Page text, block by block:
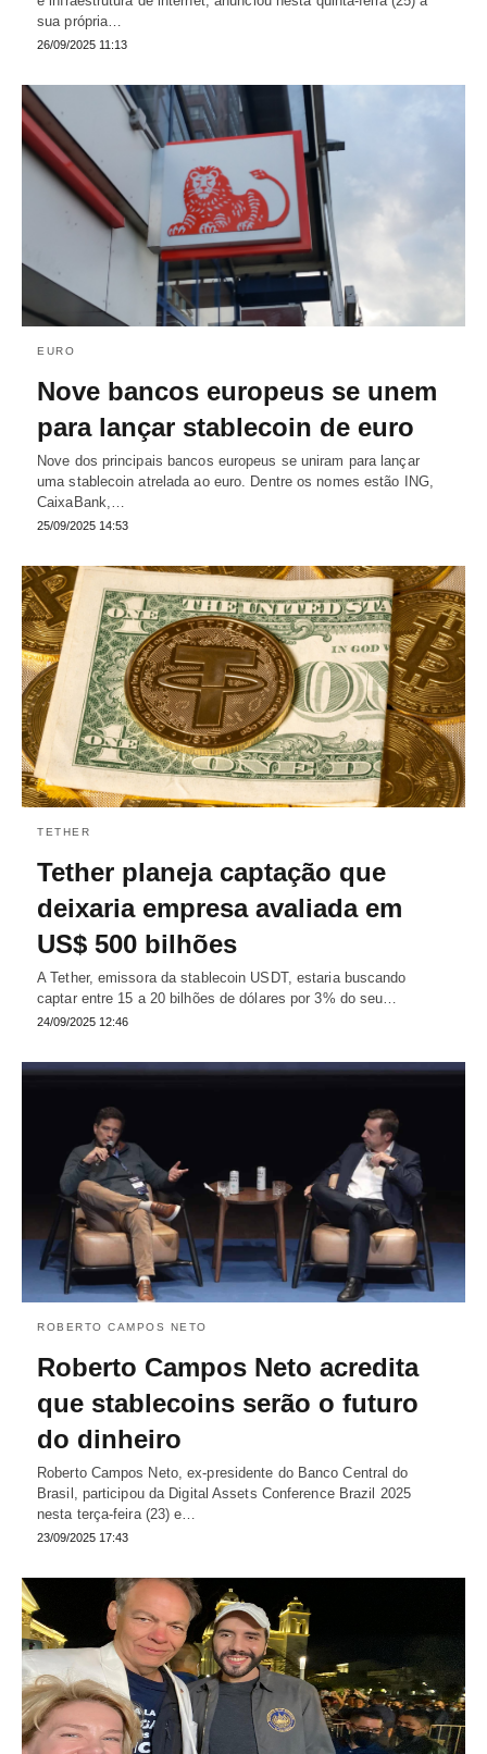
sua própria…
26/09/2025 11:13
EURO
Nove bancos europeus se unem
para lançar stablecoin de euro
Nove dos principais bancos europeus se uniram para lançar
uma stablecoin atrelada ao euro. Dentre os nomes estão ING,
CaixaBank,…
25/09/2025 14:53
TETHER
Tether planeja captação que
deixaria empresa avaliada em
US$ 500 bilhões
A Tether, emissora da stablecoin USDT, estaria buscando
captar entre 15 a 20 bilhões de dólares por 3% do seu…
24/09/2025 12:46
ROBERTO CAMPOS NETO
Roberto Campos Neto acredita
que stablecoins serão o futuro
do dinheiro
Roberto Campos Neto, ex-presidente do Banco Central do
Brasil, participou da Digital Assets Conference Brazil 2025
nesta terça-feira (23) e…
23/09/2025 17:43